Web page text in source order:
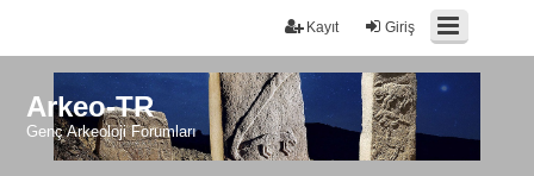
Giriş
Kayıt
Arkeo-TR
Genç Arkeoloji Forumları